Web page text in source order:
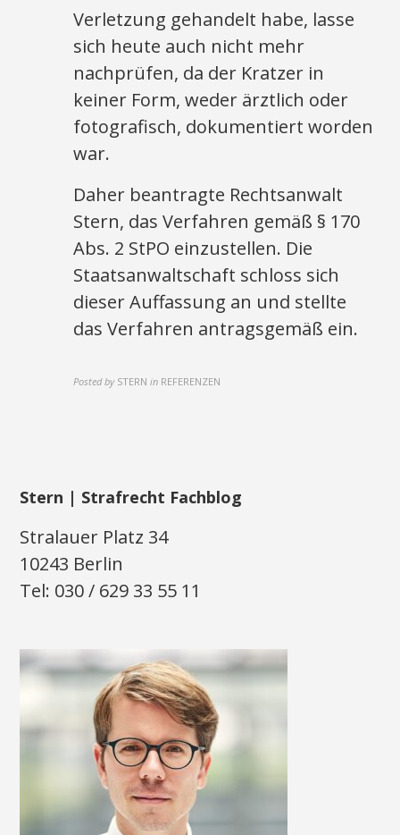
Verletzung gehandelt habe, lasse
sich heute auch nicht mehr
nachprüfen, da der Kratzer in
keiner Form, weder ärztlich oder
fotografisch, dokumentiert worden
war.
Daher beantragte Rechtsanwalt
Stern, das Verfahren gemäß § 170
Abs. 2 StPO einzustellen. Die
Staatsanwaltschaft schloss sich
dieser Auffassung an und stellte
das Verfahren antragsgemäß ein.
Posted by STERN in REFERENZEN
Stern | Strafrecht Fachblog
Stralauer Platz 34
10243 Berlin
Tel: 030 / 629 33 55 11